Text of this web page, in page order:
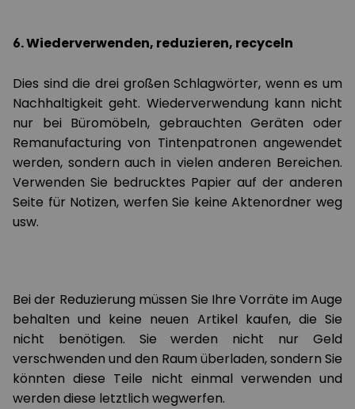
6. Wiederverwenden, reduzieren, recyceln
Dies sind die drei großen Schlagwörter, wenn es um
Nachhaltigkeit geht. Wiederverwendung kann nicht
nur bei Büromöbeln, gebrauchten Geräten oder
Remanufacturing von Tintenpatronen angewendet
werden, sondern auch in vielen anderen Bereichen.
Verwenden Sie bedrucktes Papier auf der anderen
Seite für Notizen, werfen Sie keine Aktenordner weg
usw.
Bei der Reduzierung müssen Sie Ihre Vorräte im Auge
behalten und keine neuen Artikel kaufen, die Sie
nicht benötigen. Sie werden nicht nur Geld
verschwenden und den Raum überladen, sondern Sie
könnten diese Teile nicht einmal verwenden und
werden diese letztlich wegwerfen.